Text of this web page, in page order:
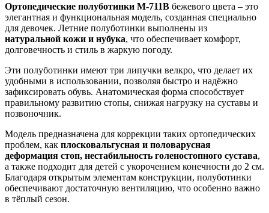
Ортопедические полуботинки М-711В бежевого цвета – это
элегантная и функциональная модель, созданная специально
для девочек. Летние полуботинки выполнены из
натуральной кожи и нубука, что обеспечивает комфорт,
долговечность и стиль в жаркую погоду.
Эти полуботинки имеют три липучки велкро, что делает их
удобными в использовании, позволяя быстро и надёжно
зафиксировать обувь. Анатомическая форма способствует
правильному развитию стопы, снижая нагрузку на суставы и
позвоночник.
Модель предназначена для коррекции таких ортопедических
проблем, как плосковальгусная и половарусная
деформация стоп, нестабильность голеностопного сустава,
а также подходит для детей с укорочением конечности до 2 см.
Благодаря открытым элементам конструкции, полуботинки
обеспечивают достаточную вентиляцию, что особенно важно
в тёплый сезон.